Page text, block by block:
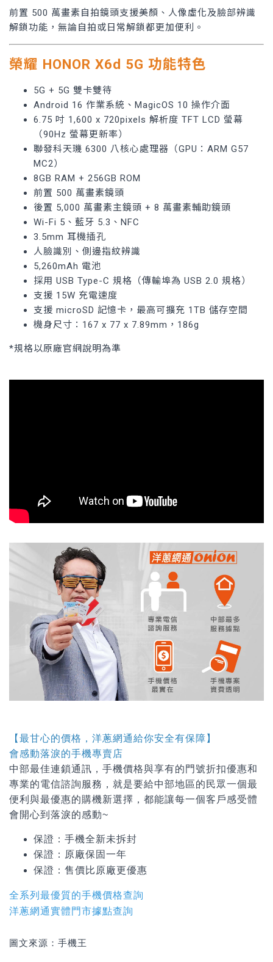
前置 500 萬畫素自拍鏡頭支援美顏、人像虛化及臉部辨識
解鎖功能，無論自拍或日常解鎖都更加便利。
榮耀 HONOR X6d 5G 功能特色
5G + 5G 雙卡雙待
Android 16 作業系統、MagicOS 10 操作介面
6.75 吋 1,600 x 720pixels 解析度 TFT LCD 螢幕
（90Hz 螢幕更新率）
聯發科天璣 6300 八核心處理器（GPU：ARM G57
MC2）
8GB RAM + 256GB ROM
前置 500 萬畫素鏡頭
後置 5,000 萬畫素主鏡頭 + 8 萬畫素輔助鏡頭
Wi-Fi 5、藍牙 5.3、NFC
3.5mm 耳機插孔
人臉識別、側邊指紋辨識
5,260mAh 電池
採用 USB Type-C 規格（傳輸埠為 USB 2.0 規格）
支援 15W 充電速度
支援 microSD 記憶卡，最高可擴充 1TB 儲存空間
機身尺寸：167 x 77 x 7.89mm，186g
*規格以原廠官網說明為準
【最甘心的價格，洋蔥網通給你安全有保障】
會感動落淚的手機專賣店
中部最佳連鎖通訊，手機價格與享有的門號折扣優惠和
專業的電信諮詢服務，就是要給中部地區的民眾一個最
便利與最優惠的購機新選擇，都能讓每一個客戶感受體
會開心到落淚的感動~
保證：手機全新未拆封
保證：原廠保固一年
保證： 售價比原廠更優惠
全系列最優質的手機價格查詢
洋蔥網通實體門市據點查詢
圖文來源：手機王